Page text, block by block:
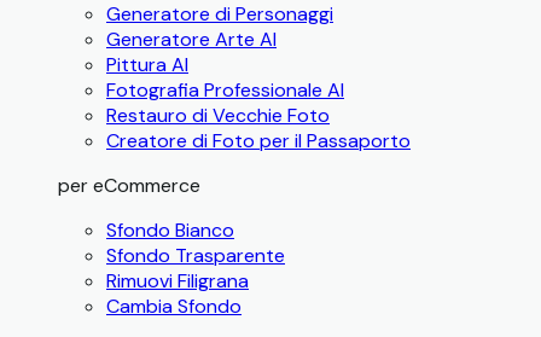
Generatore di Personaggi
Generatore Arte AI
Pittura AI
Fotografia Professionale AI
Restauro di Vecchie Foto
Creatore di Foto per il Passaporto
per eCommerce
Sfondo Bianco
Sfondo Trasparente
Rimuovi Filigrana
Cambia Sfondo